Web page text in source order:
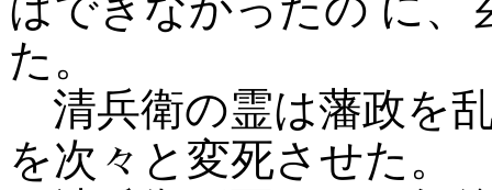
た。
清兵衛の霊は藩政を
を次々と変死させた。